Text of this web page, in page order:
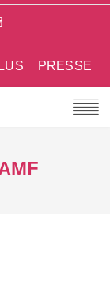
PRESSE